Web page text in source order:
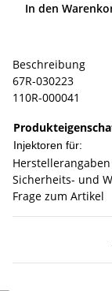
In den
Beschreibung
67R-030223
110R-000041
Injektoren für:
Herstellerangaben
Sicherheits- und
Frage zum Artikel